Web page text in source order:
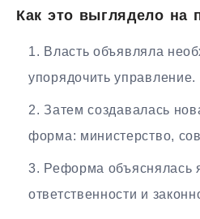
Как это выглядело на
Власть объявляла
упорядочить управление.
Затем создавалась
форма: министерство,
Реформа объяснялась
ответственности и